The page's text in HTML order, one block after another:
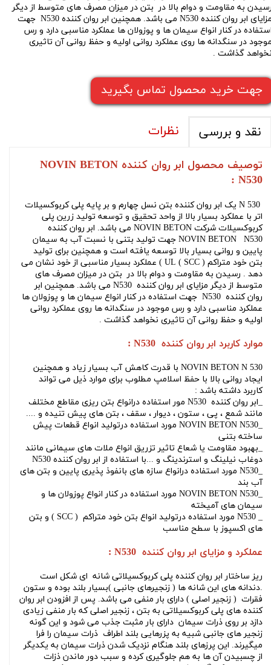
به مقاومت و دوام بالا در بتن در میزان مصرف های متوسط از دیگر
مزایای ابر روان کننده N530 می باشد. همچنین ابر روان کننده N530 جهت
در کنار انواع سیمان ها و پوزولان ها عملکرد مناسبی دارد و رس
در سنگدانه ها روی عملکرد روانی اولیه و حفظ روانی آن تاثیری
گذاشت .
جهت خرید محصول تماس بگیرید
نقد و بررسی نظرات
توصیف محصول ابر روان کننده NOVIN BETON
N530 :
N 530 یک ابر روان کننده بتن نسل چهارم و بر پایه پلی کربوکسیلات
اتر با عملکرد بسیار بالا از واحد تحقیق و توسعه تولید زرین پلی
کربوکسیلات شرکت NOVIN BETON می باشد. ابر روان کننده
NOVIN BETON N530 جهت تولید بتنی با نسبت آب به سیمان
پایین و روانی بسیار بالا توسعه یافته است و همچنین برای تولید
بتن خود متراکم ( SCC ) UL ) عملکرد بسیار مناسبی از خود نشان می
دهد . رسیدن به مقاومت و دوام بالا در بتن در میزان مصرف های
متوسط از دیگر مزایای ابر روان کننده N530 می باشد. همچنین ابر
روان کننده N530 جهت استفاده در کنار انواع سیمان ها و پوزولان ها
عملکرد مناسبی دارد و رس موجود در سنگدانه ها روی عملکرد روانی
اولیه و حفظ روانی آن تاثیری نخواهد گذاشت .
موارد کاربرد ابر روان کننده N530 :
NOVIN BETON N 530 با قدرت کاهش آب بسیار زیاد و همچنین
ایجاد روانی بالا با حفظ اسلامپ مطلوب برای موارد ذیل می تواند
کاربرد داشته باشد :
ابر روان کننده N530 مور استفاده در
انواع بتن ریزی مقاطع مختلف
مانند شمع ، پی ، ستون ، دیوار ، سقف ، بتن های پیش تنیده و ....
N530 مورد استفاده در
تولید انواع قطعات پیش
ساخته بتنی
_بهبود مقاومت یا شعاع تاثیر تزریق انواع ملات های سیمانی مانند
دوغاب نیلینگ و استرندینگ و ...با استفاده از ابر روان کننده N530
N530 مورد استفاده در
انواع سازه های بانفوذ پذیری پایین و بتن های
آب بند
NOVIN BETON N530 مورد استفاده در
کنار انواع پوزولان ها و
سیمان های آمیخته
تولید انواع بتن خود متراکم ( SCC ) و بتن
های اکسپوز با سطح مناسب
عملکرد و مزایای ابر روان کننده N530 :
ریز ساختار ابر روان کننده پلی کربوکسیلاتی شانه ای شکل است
.دندانه های این شانه ها ( زنجیرهای جانبی )بسیار بلند بوده و ستون
فقرات ( زنجیر اصلی ) دارای بار منفی می باشد. پس از افزودن ابر روان
کننده های پلی کربوکسیلاتی به بتن ، زنجیر اصلی که بار منفی زیادی
دازد بر روی ذرات سیمان دارای بار مثبت جذب می شود و این گونه
زنجیر های جانبی شبیه به پزرهایی بلند اطراف ذرات سیمان را فرا
میگیرند. این پرزهای بلند هنگام نزدیک شدن ذرات سیمان به یکدیگر
از چسبیدن آن ها به هم جلوگیری کرده و سبب دور ماندن ذزات